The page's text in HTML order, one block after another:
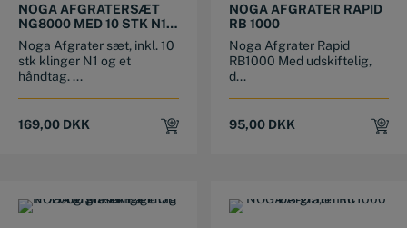
NOGA AFGRATERSÆT
NG8000 MED 10 STK N1
KLINGER
Noga Afgrater sæt, inkl. 10
stk klinger N1 og et
håndtag. ...
169,00 DKK
NOGA AFGRATER RAPID
RB 1000
Noga Afgrater Rapid
RB1000 Med udskiftelig,
d...
95,00 DKK